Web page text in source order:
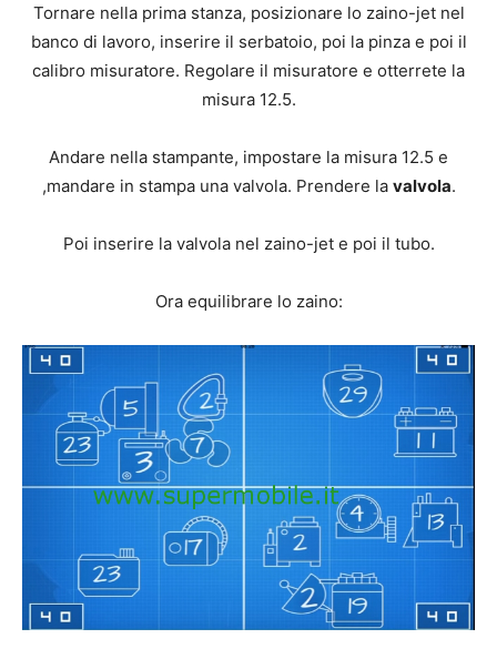
Tornare nella prima stanza, posizionare lo zaino-jet nel
banco di lavoro, inserire il serbatoio, poi la pinza e poi il
calibro misuratore. Regolare il misuratore e otterrete la
misura 12.5.
Andare nella stampante, impostare la misura 12.5 e
,mandare in stampa una valvola. Prendere la valvola.
Poi inserire la valvola nel zaino-jet e poi il tubo.
Ora equilibrare lo zaino: